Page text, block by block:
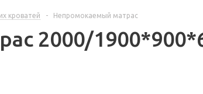
кроватей - Непромокаемый матрас
2000/